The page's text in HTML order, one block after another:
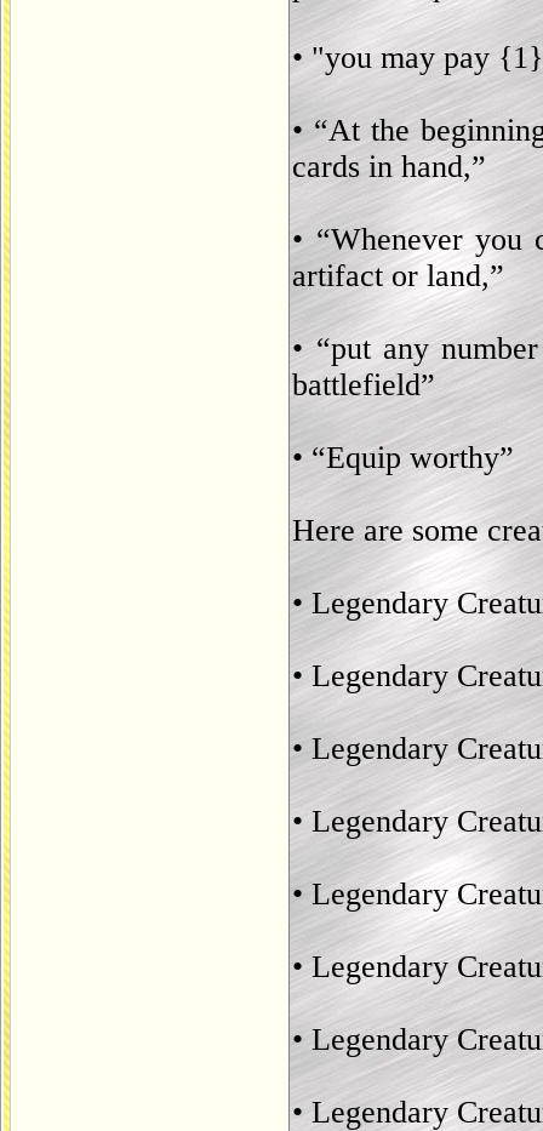
• "you may pay
• “At the
cards in hand,”
• “Whenever you
artifact or land,”
• “put any
battlefield”
• “Equip worthy”
Here are some
• Legendary
• Legendary
• Legendary
• Legendary
• Legendary
• Legendary
• Legendary
• Legendary